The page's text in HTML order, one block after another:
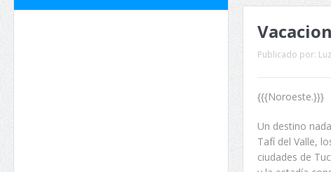
Publicado por:
{{{Noroeste.}}}
Un destino
Tafí del Valle,
ciudades de